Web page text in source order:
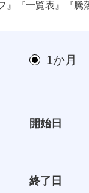
』『一覧表』『騰
1か月
開始日
終了日